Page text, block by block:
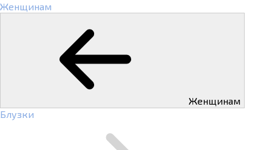
Женщинам
Женщинам
Блузки